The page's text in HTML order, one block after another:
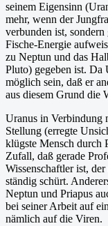
seinem Eigensinn
mehr, wenn der
verbunden ist,
Fische-Energie
zu Neptun und das
Pluto) gegeben ist. Da
möglich sein, daß er
aus diesem Grund die
Uranus in Verbindung
Stellung (erregte
klügste Mensch durch
Zufall, daß gerade
Wissenschaftler ist,
ständig schürt.
Neptun und Priapus
bei seiner Arbeit auf
nämlich auf die Viren.